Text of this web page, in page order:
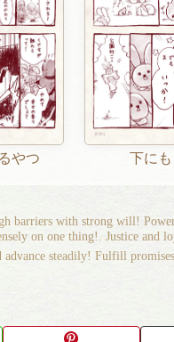
やつ 下に
barriers with strong will!
on one thing!. Justice and
steadily! Fulfill